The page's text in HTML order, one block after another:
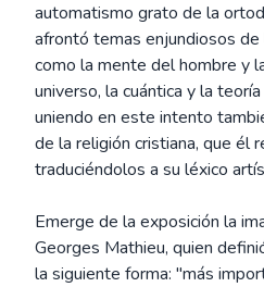
automatismo grato de la
afrontó temas enjundiosos de
como la mente del hombre y
universo, la cuántica y la
uniendo en este intento
de la religión cristiana, que él
traduciéndolos a su léxico
Emerge de la exposición la
Georges Mathieu, quien
la siguiente forma: "más